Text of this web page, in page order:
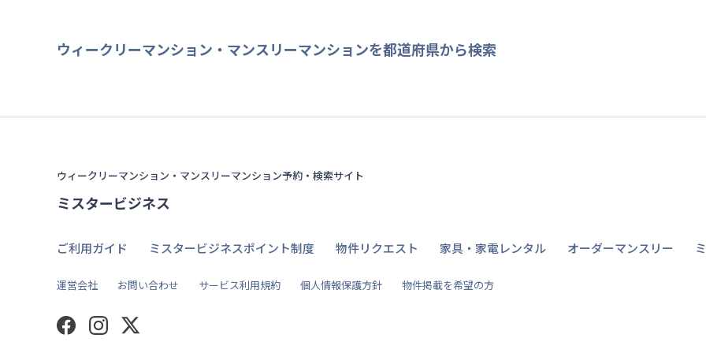
ウィークリーマンション・マンスリーマンションを都道府県から検索
ウィークリーマンション・マンスリーマンション予約・検索サイト
ミスタービジネス
ご利用ガイド ミスタービジネスポイント制度 物件リクエスト 家具・家電レンタル オーダーマンスリー
運営会社 お問い合わせ サービス利用規約 個人情報保護方針 物件掲載を希望の方
FacebookInstagramTwitter